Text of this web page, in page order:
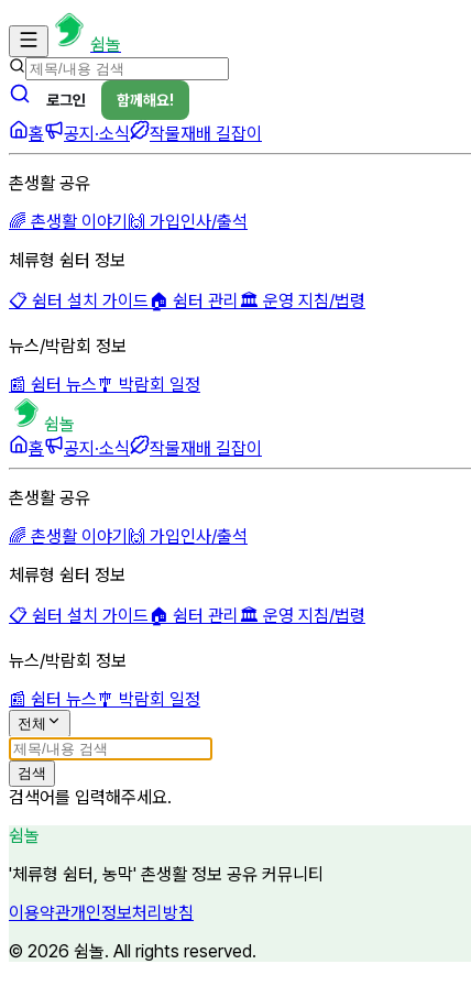
쉼놀
로그인 함께해요!
홈 공지·소식 작물재배 길잡이
촌생활 공유
🌈 촌생활 이야기🙌 가입인사/출석
체류형 쉼터 정보
📋 쉼터 설치 가이드🏠 쉼터 관리 🏛 운영 지침/법령
뉴스/박람회 정보
📰 쉼터 뉴스🎐 박람회 일정
쉼놀
홈
공지·소식 작물재배 길잡이
촌생활 공유
🌈 촌생활 이야기🙌 가입인사/출석
체류형 쉼터 정보
📋 쉼터 설치 가이드🏠 쉼터 관리 🏛 운영 지침/법령
뉴스/박람회 정보
📰 쉼터 뉴스🎐 박람회 일정
전체
검색
검색어를 입력해주세요.
쉼놀
'체류형 쉼터, 농막' 촌생활 정보 공유 커뮤니티
이용약관개인정보처리방침
© 2026 쉼놀. All rights reserved.